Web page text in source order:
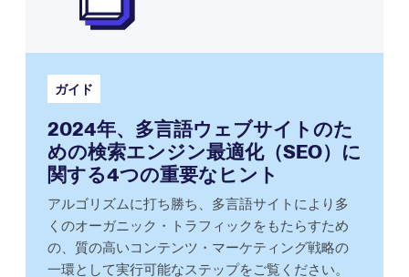
ガイド
2024年、多言語ウェブサイトのた
めの検索エンジン最適化（SEO）に
関する4つの重要なヒント
アルゴリズムに打ち勝ち、多言語サイトにより多
くのオーガニック・トラフィックをもたらすため
の、質の高いコンテンツ・マーケティング戦略の
一環として実行可能なステップをご覧ください。